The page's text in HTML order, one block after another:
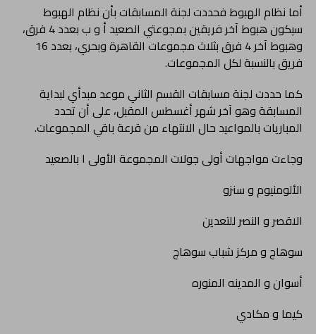
أما نظام الهبوط فحددت لجنة المسابقات بأن نظام الهبوط
سيكون هبوط آخر فريقين بمجوعتي الصعيد أ و ب بعدد 4 فرق،
وهبوط آخر 4 فرق بثلاث مجموعات القاهرة وبحري، بعدد 16
فريق بالنسبة لكل المجموعات.
كما حددت لجنة مسابقات القسم الثاني موعد مبدأي لبداية
المسابقة وهو آخر شهر أغسطس المقبل، على أن تحدد
المباريات بالمواعيد حال الانتهاء من قرعة باقي المجموعات.
وجاءت مواجهات أولى جولات المجموعة الأولى ا بالصعيد
الألومنيوم و سنزو
الاقصر و النصر للتعدين
سوهاج و مركز شباب سوهاج
أسوان و المدينه المنوره
كيما و مكادي